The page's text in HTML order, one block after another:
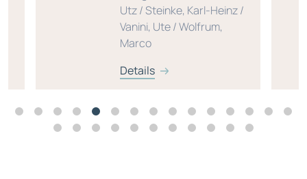
Utz / Steinke, Karl-Heinz /
Vanini, Ute / Wolfrum,
Marco
Details